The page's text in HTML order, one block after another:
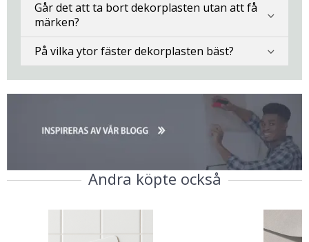
Går det att ta bort dekorplasten utan att få
märken?
På vilka ytor fäster dekorplasten bäst?
Andra köpte också